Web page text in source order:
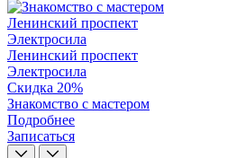
Ленинский проспект
Электросила
Ленинский проспект
Электросила
Скидка 20%
Знакомство с мастером
Подробнее
Записаться